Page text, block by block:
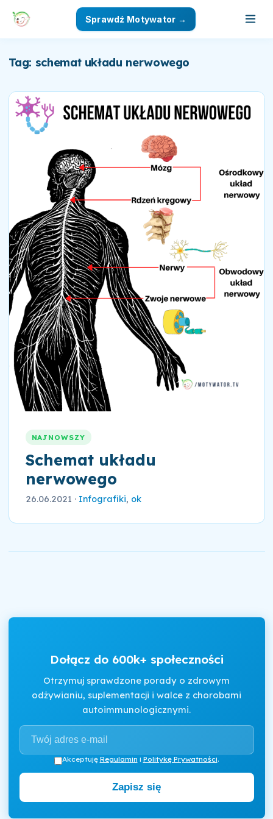
Sprawdź Motywator →
Tag: schemat układu nerwowego
NAJNOWSZY
Schemat układu
nerwowego
26.06.2021 · Infografiki, ok
Dołącz do 600k+ społeczności
Otrzymuj sprawdzone porady o zdrowym
odżywianiu, suplementacji i walce z chorobami
autoimmunologicznymi.
Akceptuję Regulamin i Politykę Prywatności.
Zapisz się